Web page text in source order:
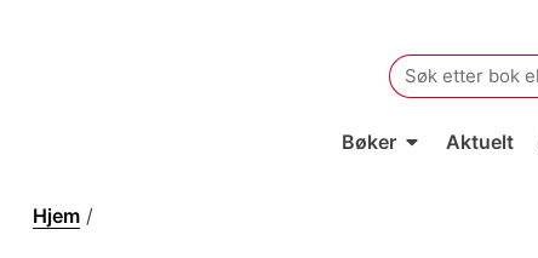
Search
for:
Bøker Aktuelt
Hjem /